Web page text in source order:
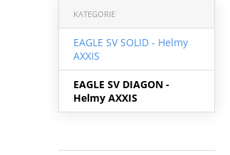
KATEGORIE
EAGLE SV SOLID - Helmy
AXXIS
EAGLE SV DIAGON -
Helmy AXXIS